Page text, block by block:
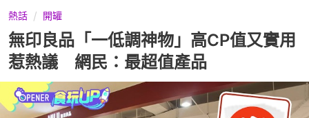
熱話 開罐
無印良品「一低調神物」高CP值又實用
惹熱議 網民：最超值產品